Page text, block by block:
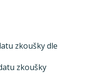
zkoušky dle
zkoušky